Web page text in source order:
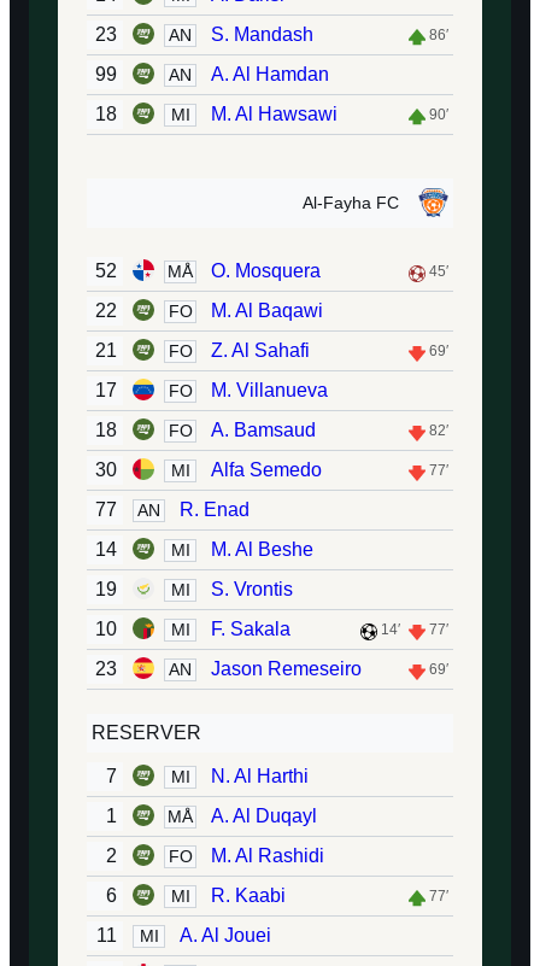
23
AN S. Mandash 86′
99 AN
A. Al Hamdan
18
MI M. Al Hawsawi 90′
Al-Fayha FC
52 MÅ O. Mosquera 45′
22 FO
M. Al Baqawi
21
FO Z. Al Sahafi 69′
17 FO
M. Villanueva
18
FO A. Bamsaud 82′
30 MI Alfa Semedo 77′
77 AN
R. Enad
14
MI
M. Al Beshe
19
MI
S. Vrontis
10
MI F. Sakala 14′ 77′
23 AN Jason Remeseiro 69′
RESERVER
7 MI
N. Al Harthi
1
MÅ
A. Al Duqayl
2
FO
M. Al Rashidi
6
MI R. Kaabi 77′
11 MI
A. Al Jouei